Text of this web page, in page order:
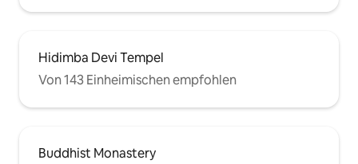
Hidimba Devi Tempel
Von 143 Einheimischen empfohlen
Buddhist Monastery